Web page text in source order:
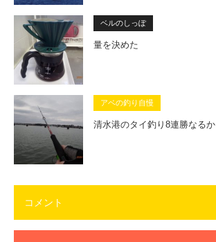
ベルのしっぽ
量を決めた
アベの釣り自慢
清水港のタイ釣り8連勝なるか
コメント